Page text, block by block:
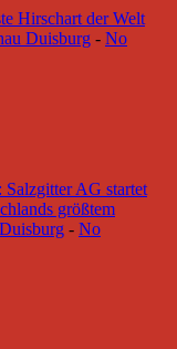
Hirschart der Welt
Duisburg - No
AG startet
größtem
- No